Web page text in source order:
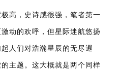
高，史诗感很强，笔者第一
动的欢呼，但星际迷航悠扬
人们对浩瀚星辰的无尽遐
主题。这大概就是两个同样